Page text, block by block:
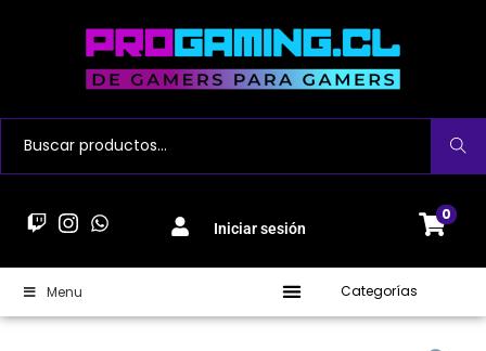
Buscar
Iniciar sesión
0
Menu Categorías